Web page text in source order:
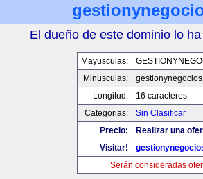
El dueño de este dominio lo
Mayusculas:
Minusculas:
Longitud:
16 caracteres
Categorias:
Sin Clasificar
Precio:
Realizar una
Visitar!
Serán consideradas